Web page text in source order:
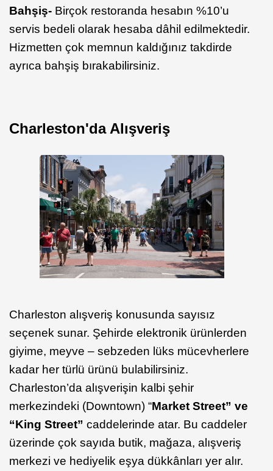
Bahşiş- Birçok restoranda hesabın %10’u
servis bedeli olarak hesaba dâhil edilmektedir.
Hizmetten çok memnun kaldığınız takdirde
ayrıca bahşiş bırakabilirsiniz.
Charleston'da Alışveriş
Charleston alışveriş konusunda sayısız
seçenek sunar. Şehirde elektronik ürünlerden
giyime, meyve – sebzeden lüks mücevherlere
kadar her türlü ürünü bulabilirsiniz.
Charleston’da alışverişin kalbi şehir
merkezindeki (Downtown) “Market Street” ve
“King Street” caddelerinde atar. Bu caddeler
üzerinde çok sayıda butik, mağaza, alışveriş
merkezi ve hediyelik eşya dükkânları yer alır.